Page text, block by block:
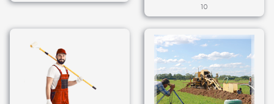
10